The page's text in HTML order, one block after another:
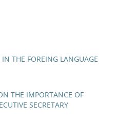
THE FOREING LANGUAGE
THE IMPORTANCE OF
SECRETARY